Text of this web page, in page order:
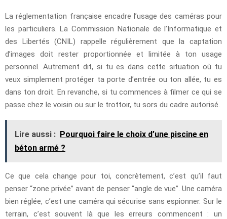
La réglementation française encadre l’usage des caméras pour
les particuliers. La Commission Nationale de l’Informatique et
des Libertés (CNIL) rappelle régulièrement que la captation
d’images doit rester proportionnée et limitée à ton usage
personnel. Autrement dit, si tu es dans cette situation où tu
veux simplement protéger ta porte d’entrée ou ton allée, tu es
dans ton droit. En revanche, si tu commences à filmer ce qui se
passe chez le voisin ou sur le trottoir, tu sors du cadre autorisé.
Lire aussi : Pourquoi faire le choix d’une piscine en
béton armé ?
Ce que cela change pour toi, concrètement, c’est qu’il faut
penser “zone privée” avant de penser “angle de vue”. Une caméra
bien réglée, c’est une caméra qui sécurise sans espionner. Sur le
terrain, c’est souvent là que les erreurs commencent : un